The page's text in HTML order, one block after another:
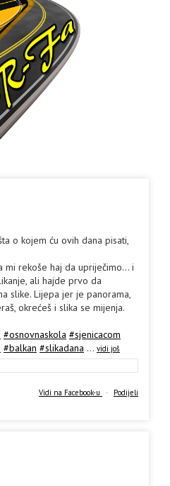
o kojem ću ovih dana pisati,
mi rekoše haj da upriječimo... i
ali hajde prvo da
slike. Lijepa jer je panorama,
okrećeš i slika se mijenja.
#osnovnaskola #sjenicacom
#balkan #slikadana ... vidi još
Vidi na Facebook-u · Podijeli